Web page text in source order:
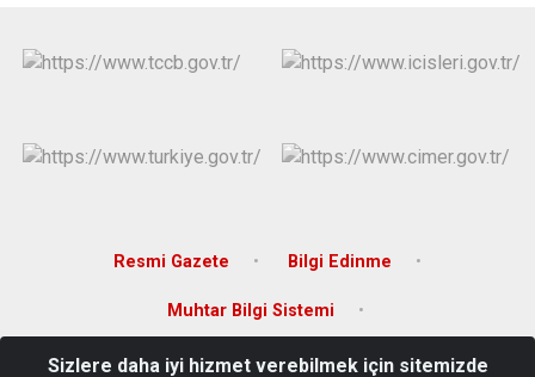
Resmi Gazete Bilgi Edinme
Muhtar Bilgi Sistemi
100. Yıl Mahallesi, Atatürk Blv. No:35, 60860 Yeşilyurt/Tokat
Sizlere daha iyi hizmet verebilmek için sitemizde